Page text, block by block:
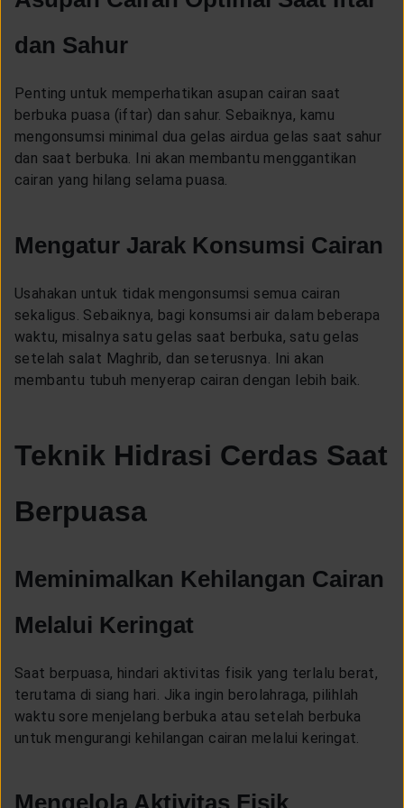
dan Sahur
Penting untuk memperhatikan asupan cairan saat
berbuka puasa (iftar) dan sahur. Sebaiknya, kamu
mengonsumsi minimal dua gelas airdua gelas saat sahur
dan saat berbuka. Ini akan membantu menggantikan
cairan yang hilang selama puasa.
Mengatur Jarak Konsumsi Cairan
Usahakan untuk tidak mengonsumsi semua cairan
sekaligus. Sebaiknya, bagi konsumsi air dalam beberapa
waktu, misalnya satu gelas saat berbuka, satu gelas
setelah salat Maghrib, dan seterusnya. Ini akan
membantu tubuh menyerap cairan dengan lebih baik.
Teknik Hidrasi Cerdas Saat
Berpuasa
Meminimalkan Kehilangan Cairan
Melalui Keringat
Saat berpuasa, hindari aktivitas fisik yang terlalu berat,
terutama di siang hari. Jika ingin berolahraga, pilihlah
waktu sore menjelang berbuka atau setelah berbuka
untuk mengurangi kehilangan cairan melalui keringat.